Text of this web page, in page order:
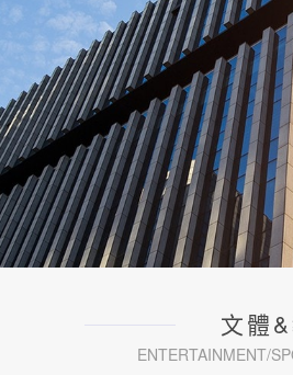
文體
ENTERTAINMENT/